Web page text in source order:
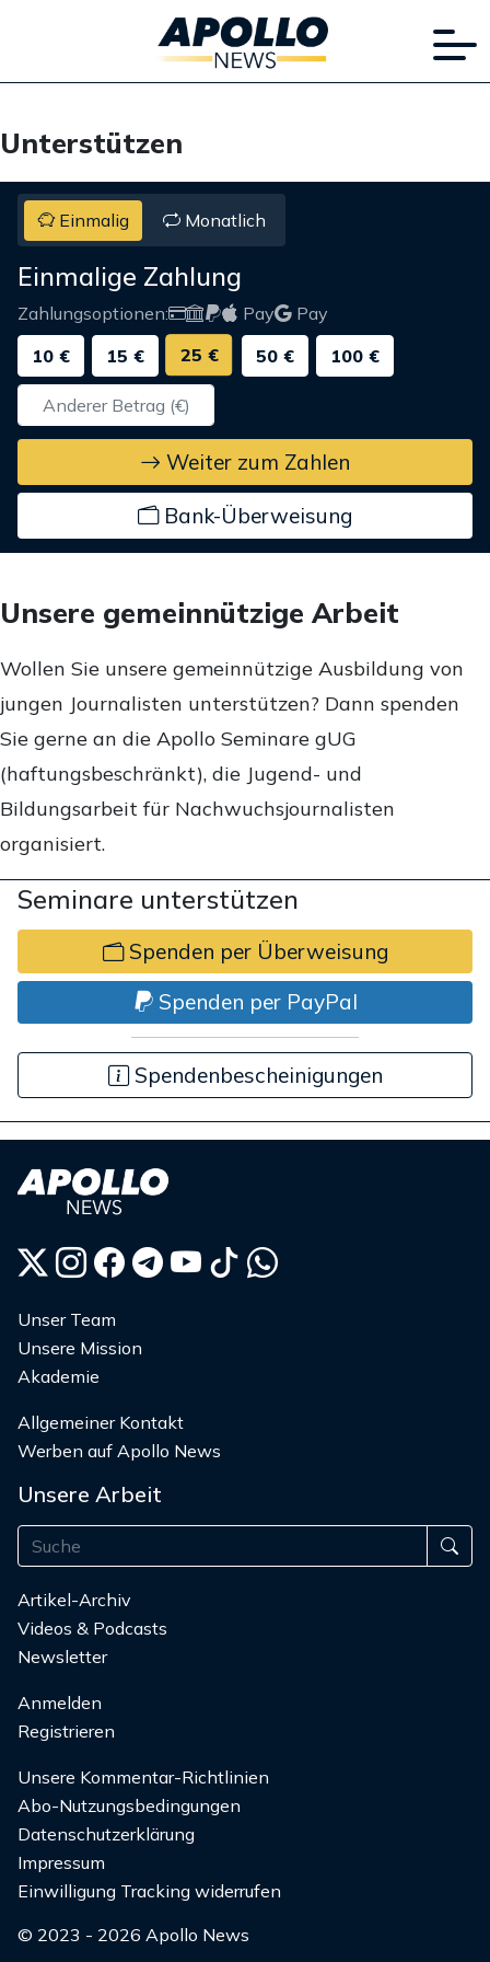
Unterstützen
Einmalig Monatlich
Einmalige Zahlung
Zahlungsoptionen: Pay
Pay
10 €
15 € 25 € 50 € 100 €
Weiter zum Zahlen
Bank-Überweisung
Unsere gemeinnützige Arbeit
Wollen Sie unsere gemeinnützige Ausbildung von
jungen Journalisten unterstützen? Dann spenden
Sie gerne an die Apollo Seminare gUG
(haftungsbeschränkt), die Jugend- und
Bildungsarbeit für Nachwuchsjournalisten
organisiert.
Seminare unterstützen
Spenden per Überweisung
Spenden per PayPal
Spendenbescheinigungen
Unser Team
Unsere Mission
Akademie
Allgemeiner Kontakt
Werben auf Apollo News
Unsere Arbeit
Artikel-Archiv
Videos & Podcasts
Newsletter
Anmelden
Registrieren
Unsere Kommentar-Richtlinien
Abo-Nutzungsbedingungen
Datenschutzerklärung
Impressum
Einwilligung Tracking widerrufen
© 2023 - 2026 Apollo News